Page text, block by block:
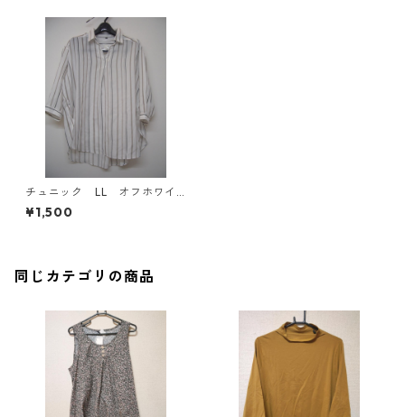
チュニック LL オフホワイ
ト ストライプ IY-4415
¥1,500
同じカテゴリの商品